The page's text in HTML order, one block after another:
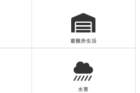
避難所生活
水害